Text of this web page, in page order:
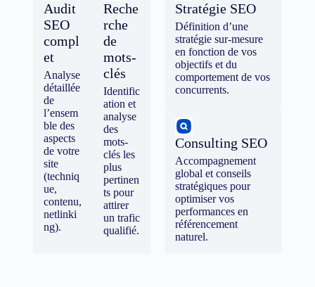
Audit
SEO
compl
et
Analyse
détaillée
de
l’ensem
ble des
aspects
de votre
site
(techniq
ue,
contenu,
netlinki
ng).
Reche
rche
de
mots-
clés
Identific
ation et
analyse
des
mots-
clés les
plus
pertinen
ts pour
attirer
un trafic
qualifié.
Stratégie SEO
Définition d’une
stratégie sur-mesure
en fonction de vos
objectifs et du
comportement de vos
concurrents.
Consulting SEO
Accompagnement
global et conseils
stratégiques pour
optimiser vos
performances en
référencement
naturel.